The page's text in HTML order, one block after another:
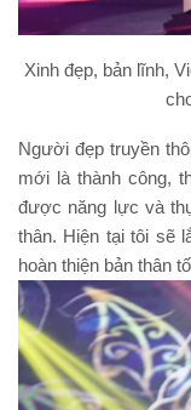
Xinh đẹp, bản lĩnh,
Người đẹp truyền
mới là thành công,
được năng lực và
thân. Hiện tại tôi sẽ
hoàn thiện bản thân